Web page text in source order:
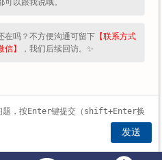
生还是在质量上都绝对安
直在不断改进，争取为使
性。
徽医用纱布和绷带的区别
衣采购概念区分
可以跟我说哦。
在吗？不方便沟通可留下 【联系方式
信】
，我们后续回访。✨
发送